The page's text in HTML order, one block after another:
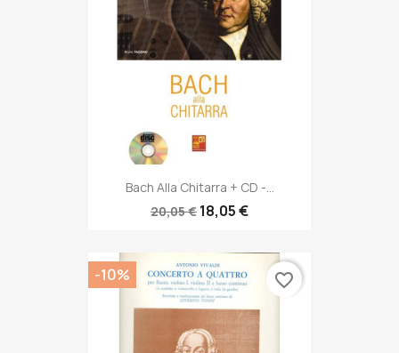
Bach Alla Chitarra + CD -...
20,05 € 18,05 €
-10% favorite_border